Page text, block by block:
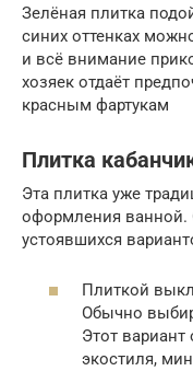
Зелёная плитка
синих оттенках
и всё внимание
хозяек отдаёт
красным фартукам
Плитка
Эта плитка уже
оформления ванной.
устоявшихся
Плиткой
Обычно
Этот
экостиля,